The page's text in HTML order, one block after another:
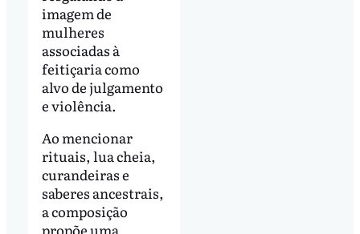
imagem de
mulheres
associadas à
feitiçaria como
alvo de julgamento
e violência.
Ao mencionar
rituais, lua cheia,
curandeiras e
saberes ancestrais,
a composição
propõe uma